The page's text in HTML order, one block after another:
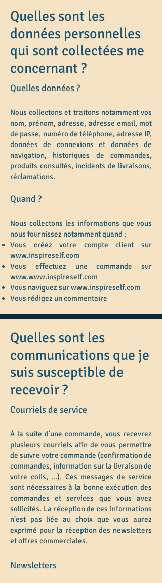
Quelles sont les
données personnelles
qui sont collectées me
concernant ?
Quelles données ?
Nous collectons et traitons notamment vos
nom, prénom, adresse, adresse email, mot
de passe, numéro de téléphone, adresse IP,
données de connexions et données de
navigation, historiques de commandes,
produits consultés, incidents de livraisons,
réclamations.
Quand ?
Nous collectons les informations que vous
nous fournissez notamment quand :
Vous créez votre compte client sur
www.inspireself.com
Vous effectuez une commande sur
www.www.inspireself.com
Vous naviguez surwww.inspireself.com
Vous rédigez un commentaire
Quelles sont les
communications que je
suis susceptible de
recevoir ?
Courriels de service
À la suite d’une commande, vous recevrez
plusieurs courriels afin de vous permettre
de suivre votre commande (confirmation de
commandes, information sur la livraison de
votre colis, ...). Ces messages de service
sont nécessaires à la bonne exécution des
commandes et services que vous avez
sollicités. La réception de ces informations
n'est pas liée au choix que vous aurez
exprimé pour la réception des newsletters
et offres commerciales.
Newsletters